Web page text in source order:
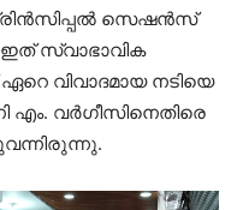
സെഷൻസ്
സ്വാഭാവിക
വിവാദമായ നടിയെ
വർഗീസിനെതിരെ